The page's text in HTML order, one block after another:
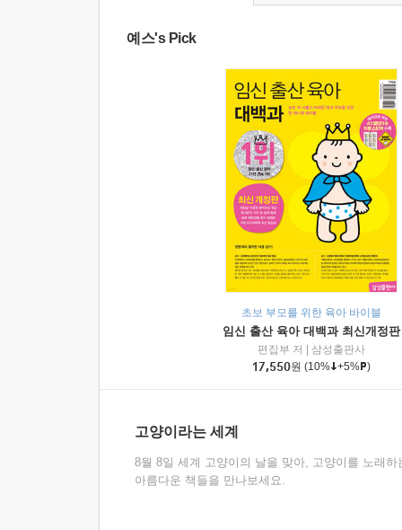
예스's Pick
초보 부모를 위한 육아 바이블
임신 출산 육아 대백과 최신개정판
편집부 저
삼성출판사
17,550원 (10% +5% )
고양이라는 세계
8월 8일 세계 고양이의 날을 맞아, 고양이를 노래하
아름다운 책들을 만나보세요.